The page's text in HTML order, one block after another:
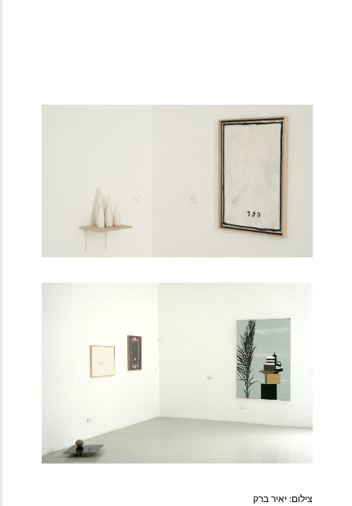
צילום: יאיר ברק